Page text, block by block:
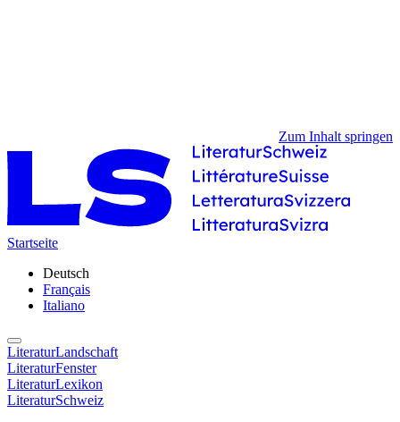
Zum Inhalt springen
Startseite
Deutsch
Français
Italiano
LiteraturLandschaft
LiteraturFenster
LiteraturLexikon
LiteraturSchweiz